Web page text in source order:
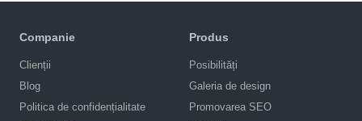
Companie
Clienții
Blog
Politica de confidențialitate
Produs
Posibilități
Galeria de design
Promovarea SEO